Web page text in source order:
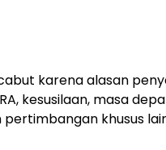
karena alasan
kesusilaan, masa
khusus